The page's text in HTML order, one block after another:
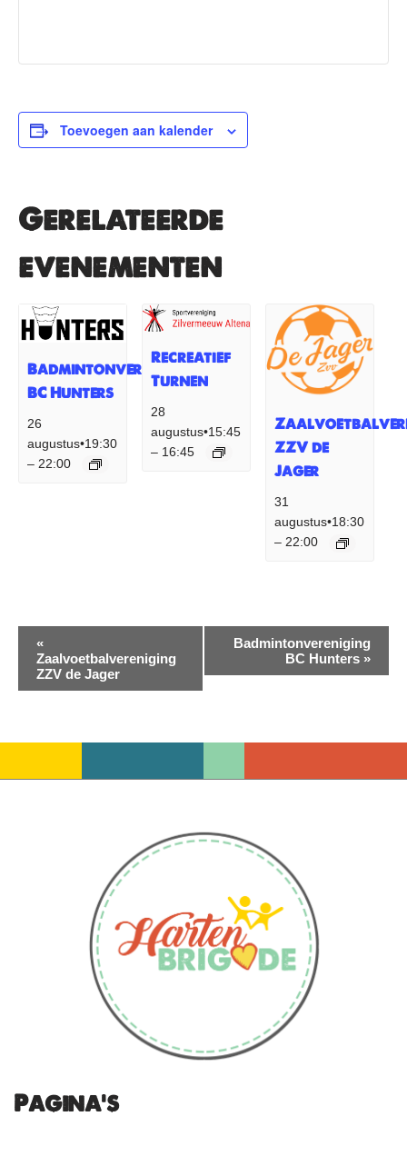
Toevoegen aan kalender
Gerelateerde
evenementen
Badmintonvereniging
BC Hunters
26
augustus•19:30
– 22:00
Recreatief
Turnen
28
augustus•15:45
– 16:45
ZZV de
Jager
31
augustus•18:30
–22:00
Evenement
Navigatie
«
Zaalvoetbalvereniging
ZZV de Jager
Badmintonvereniging
BC Hunters »
Pagina's